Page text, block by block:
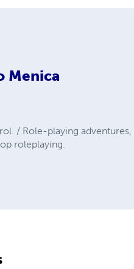
Menica
/ Role-playing
roleplaying.